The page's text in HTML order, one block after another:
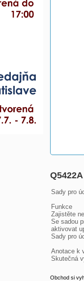
Sady pro
Funkce
Zajistěte
Se sadou
aktivovat
Sady pro
Anotace k
Skutečná
Obchod si